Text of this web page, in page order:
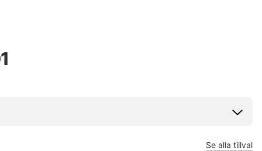
Se alla tillval